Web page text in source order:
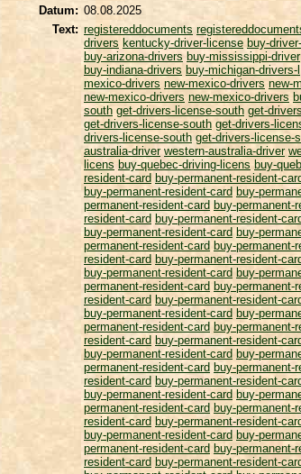
Datum: 08.08.2025
Text: registereddocuments
drivers kentucky-driver-license buy-
buy-arizona-drivers buy-mississippi-driver
buy-indiana-drivers buy-michigan-drivers-l
mexico-drivers new-mexico-drivers new-
new-mexico-drivers new-mexico-drivers
south get-drivers-license-south get-
get-drivers-license-south get-drivers-
drivers-license-south get-drivers-license-
australia-driver western-australia-driver
licens buy-quebec-driving-licens buy-
resident-card buy-permanent-resident-
buy-permanent-resident-card buy-
permanent-resident-card buy-permanent-
resident-card buy-permanent-resident-
buy-permanent-resident-card buy-
permanent-resident-card buy-permanent-
resident-card buy-permanent-resident-
buy-permanent-resident-card buy-
permanent-resident-card buy-permanent-
resident-card buy-permanent-resident-
buy-permanent-resident-card buy-
permanent-resident-card buy-permanent-
resident-card buy-permanent-resident-
buy-permanent-resident-card buy-
permanent-resident-card buy-permanent-
resident-card buy-permanent-resident-
buy-permanent-resident-card buy-
permanent-resident-card buy-permanent-
resident-card buy-permanent-resident-
buy-permanent-resident-card buy-
permanent-resident-card buy-permanent-
resident-card buy-permanent-resident-